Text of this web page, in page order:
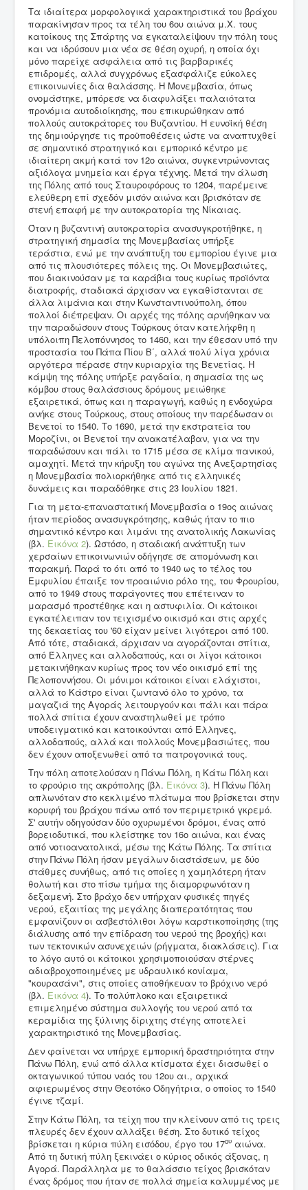
Τα ιδιαίτερα μορφολογικά χαρακτηριστικά του βράχου
παρακίνησαν προς τα τέλη του 6ου αιώνα μ.Χ. τους
κατοίκους της Σπάρτης να εγκαταλείψουν την πόλη τους
και να ιδρύσουν μια νέα σε θέση οχυρή, η οποία όχι
μόνο παρείχε ασφάλεια από τις βαρβαρικές
επιδρομές, αλλά συγχρόνως εξασφάλιζε εύκολες
επικοινωνίες δια θαλάσσης. Η Μονεμβασία, όπως
ονομάστηκε, μπόρεσε να διαφυλάξει παλαιότατα
προνόμια αυτοδιοίκησης, που επικυρώθηκαν από
πολλούς αυτοκράτορες του Βυζαντίου. Η ευνοϊκή θέση
της δημιούργησε τις προϋποθέσεις ώστε να αναπτυχθεί
σε σημαντικό στρατηγικό και εμπορικό κέντρο με
ιδιαίτερη ακμή κατά τον 12ο αιώνα, συγκεντρώνοντας
αξιόλογα μνημεία και έργα τέχνης. Μετά την άλωση
της Πόλης από τους Σταυροφόρους το 1204, παρέμεινε
ελεύθερη επί σχεδόν μισόν αιώνα και βρισκόταν σε
στενή επαφή με την αυτοκρατορία της Νίκαιας.
Όταν η βυζαντινή αυτοκρατορία ανασυγκροτήθηκε, η
στρατηγική σημασία της Μονεμβασίας υπήρξε
τεράστια, ενώ με την ανάπτυξη του εμπορίου έγινε μια
από τις πλουσιότερες πόλεις της. Οι Μονεμβασιώτες,
που διακινούσαν με τα καράβια τους κυρίως προϊόντα
διατροφής, σταδιακά άρχισαν να εγκαθίστανται σε
άλλα λιμάνια και στην Κωνσταντινούπολη, όπου
πολλοί διέπρεψαν. Οι αρχές της πόλης αρνήθηκαν να
την παραδώσουν στους Τούρκους όταν κατελήφθη η
υπόλοιπη Πελοπόννησος το 1460, και την έθεσαν υπό την
προστασία του Πάπα Πίου Β΄, αλλά πολύ λίγα χρόνια
αργότερα πέρασε στην κυριαρχία της Βενετίας. Η
κάμψη της πόλης υπήρξε ραγδαία, η σημασία της ως
κόμβου στους θαλάσσιους δρόμους μειώθηκε
εξαιρετικά, όπως και η παραγωγή, καθώς η ενδοχώρα
ανήκε στους Τούρκους, στους οποίους την παρέδωσαν οι
Βενετοί το 1540. Το 1690, μετά την εκστρατεία του
Μοροζίνι, οι Βενετοί την ανακατέλαβαν, για να την
παραδώσουν και πάλι το 1715 μέσα σε κλίμα πανικού,
αμαχητί. Μετά την κήρυξη του αγώνα της Ανεξαρτησίας
η Μονεμβασία πολιορκήθηκε από τις ελληνικές
δυνάμεις και παραδόθηκε στις 23 Ιουλίου 1821.
Για τη μετα-επαναστατική Μονεμβασία ο 19ος αιώνας
ήταν περίοδος ανασυγκρότησης, καθώς ήταν το πιο
σημαντικό κέντρο και λιμάνι της ανατολικής Λακωνίας
(βλ. Εικόνα 2). Ωστόσο, η σταδιακή ανάπτυξη των
χερσαίων επικοινωνιών οδήγησε σε απομόνωση και
παρακμή. Παρά το ότι από το 1940 ως το τέλος του
Εμφυλίου έπαιξε τον προαιώνιο ρόλο της, του Φρουρίου,
από το 1949 στους παράγοντες που επέτειναν το
μαρασμό προστέθηκε και η αστυφιλία. Οι κάτοικοι
εγκατέλειπαν τον τειχισμένο οικισμό και στις αρχές
της δεκαετίας του '60 είχαν μείνει λιγότεροι από 100.
Από τότε, σταδιακά, άρχισαν να αγοράζονται σπίτια,
από Έλληνες και αλλοδαπούς, και οι λίγοι κάτοικοι
μετακινήθηκαν κυρίως προς τον νέο οικισμό επί της
Πελοποννήσου. Οι μόνιμοι κάτοικοι είναι ελάχιστοι,
αλλά το Κάστρο είναι ζωντανό όλο το χρόνο, τα
μαγαζιά της Αγοράς λειτουργούν και πάλι και πάρα
πολλά σπίτια έχουν αναστηλωθεί με τρόπο
υποδειγματικό και κατοικούνται από Έλληνες,
αλλοδαπούς, αλλά και πολλούς Μονεμβασιώτες, που
δεν έχουν αποξενωθεί από τα πατρογονικά τους.
Την πόλη αποτελούσαν η Πάνω Πόλη, η Κάτω Πόλη και
το φρούριο της ακρόπολης (βλ. Εικόνα 3). Η Πάνω Πόλη
απλωνόταν στο κεκλιμένο πλάτωμα που βρίσκεται στην
κορυφή του βράχου πάνω από τον περιμετρικό γκρεμό.
Σ' αυτήν οδηγούσαν δύο οχυρωμένοι δρόμοι, ένας από
βορειοδυτικά, που κλείστηκε τον 16ο αιώνα, και ένας
από νοτιοανατολικά, μέσω της Κάτω Πόλης. Τα σπίτια
στην Πάνω Πόλη ήσαν μεγάλων διαστάσεων, με δύο
στάθμες συνήθως, από τις οποίες η χαμηλότερη ήταν
θολωτή και στο πίσω τμήμα της διαμορφωνόταν η
δεξαμενή. Στο βράχο δεν υπήρχαν φυσικές πηγές
νερού, εξαιτίας της μεγάλης διαπερατότητας που
εμφανίζουν οι ασβεστόλιθοι λόγω καρστικοποίησης (της
διάλυσης από την επίδραση του νερού της βροχής) και
των τεκτονικών ασυνεχειών (ρήγματα, διακλάσεις). Για
το λόγο αυτό οι κάτοικοι χρησιμοποιούσαν στέρνες
αδιαβροχοποιημένες με υδραυλικό κονίαμα,
"κουρασάνι", στις οποίες αποθήκευαν το βρόχινο νερό
(βλ. Εικόνα 4). Το πολύπλοκο και εξαιρετικά
επιμελημένο σύστημα συλλογής του νερού από τα
κεραμίδια της ξύλινης δίριχτης στέγης αποτελεί
χαρακτηριστικό της Μονεμβασίας.
Δεν φαίνεται να υπήρχε εμπορική δραστηριότητα στην
Πάνω Πόλη, ενώ από άλλα κτίσματα έχει διασωθεί ο
οκταγωνικού τύπου ναός του 12ου αι., αρχικά
αφιερωμένος στην Θεοτόκο Οδηγήτρια, ο οποίος το 1540
έγινε τζαμί.
Στην Κάτω Πόλη, τα τείχη που την κλείνουν από τις τρεις
πλευρές δεν έχουν αλλάξει θέση. Στο δυτικό τείχος
βρίσκεται η κύρια πύλη εισόδου, έργο του 17ου αιώνα.
Από τη δυτική πύλη ξεκινάει ο κύριος οδικός άξονας, η
Αγορά. Παράλληλα με το θαλάσσιο τείχος βρισκόταν
ένας δρόμος που ήταν σε πολλά σημεία καλυμμένος με